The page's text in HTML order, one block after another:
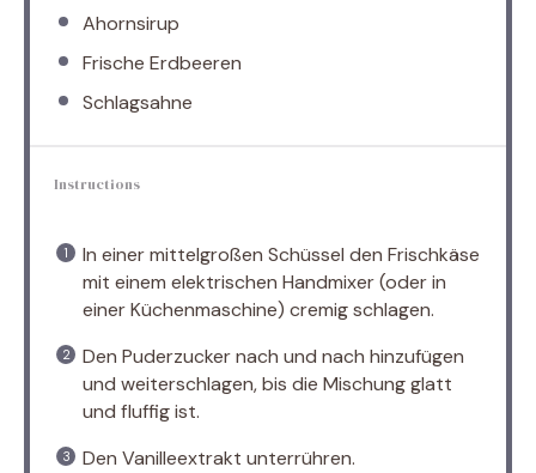
Ahornsirup
Frische Erdbeeren
Schlagsahne
Instructions
In einer mittelgroßen Schüssel den Frischkäse
mit einem elektrischen Handmixer (oder in
einer Küchenmaschine) cremig schlagen.
Den Puderzucker nach und nach hinzufügen
und weiterschlagen, bis die Mischung glatt
und fluffig ist.
Den Vanilleextrakt unterrühren.